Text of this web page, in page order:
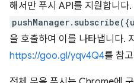
해서만 푸시 API를 지원합니다.
을 호출하여 이를 나타냅니다.
https://goo.gl/yqv4Q4를 참